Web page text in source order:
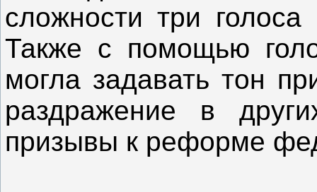
сложности три
Также с помощью
могла задавать тон
раздражение в
призывы к реформе